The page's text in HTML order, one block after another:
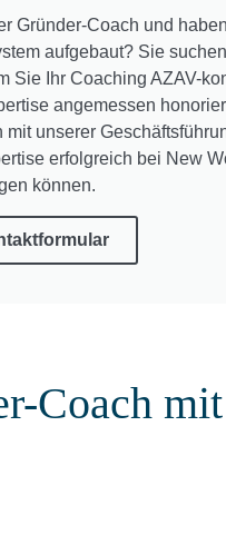
Gründer-Coach und
aufgebaut? Sie
Sie Ihr Coaching AZAV-
angemessen
unserer
erfolgreich bei New
können.
Coach